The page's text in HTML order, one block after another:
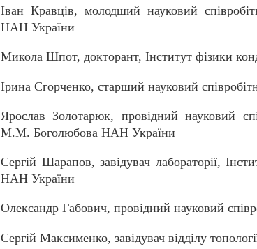
Іван Кравців, молодший науковий
НАН України
Микола Шпот, докторант, Інститут фізики
Ірина Єгорченко, старший науковий
Ярослав Золотарюк, провідний науковий
М.М. Боголюбова НАН України
Сергій Шарапов, завідувач лабораторії,
НАН України
Олександр Габович, провідний науковий
Сергій Максименко, завідувач відділу